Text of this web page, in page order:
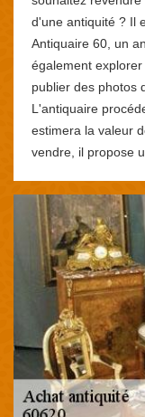
d'une antiquité ? Il
Antiquaire 60, un
également
publier des photos
L'antiquaire
estimera la valeur
vendre, il propose